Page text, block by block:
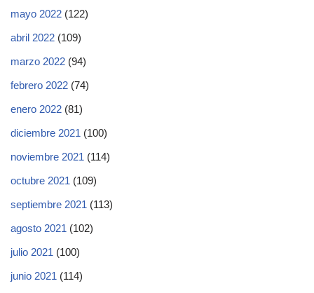
mayo 2022 (122)
abril 2022 (109)
marzo 2022 (94)
febrero 2022 (74)
enero 2022 (81)
diciembre 2021 (100)
noviembre 2021 (114)
octubre 2021 (109)
septiembre 2021 (113)
agosto 2021 (102)
julio 2021 (100)
junio 2021 (114)